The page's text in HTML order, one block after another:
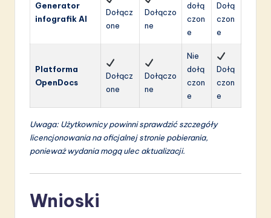
Generator
infografik AI
Dołącz
one
Dołączo
ne
dołą
czon
e
Dołą
czon
e
Platforma
OpenDocs
Dołącz
one
Dołączo
ne
Nie
dołą
czon
e
Dołą
czon
e
Uwaga: Użytkownicy powinni sprawdzić szczegóły
licencjonowania na oficjalnej stronie pobierania,
ponieważ wydania mogą ulec aktualizacji.
Wnioski